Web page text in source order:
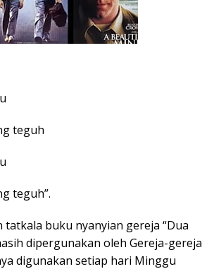
teguh
teguh”.
tatkala buku nyanyian gereja “Dua
dipergunakan oleh Gereja-gereja
digunakan setiap hari Minggu